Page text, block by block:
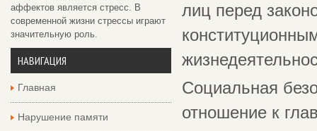
аффектов является стресс. В
современной жизни стрессы играют
значительную роль.
НАВИГАЦИЯ
Главная
Нарушение памяти
лиц перед
Социальная
отношение к